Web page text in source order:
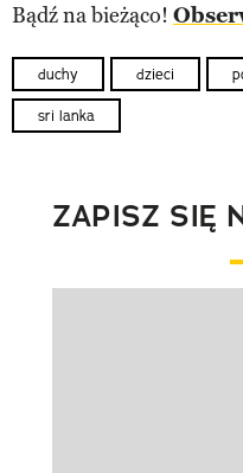
Bądź na bieżąco!
duchy dzieci
sri lanka
ZAPISZ SIĘ